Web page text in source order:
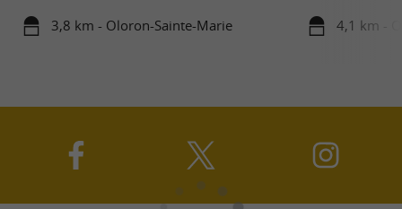
3,8 km - Oloron-Sainte-Marie 4,1 km -